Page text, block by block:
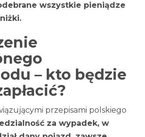
wszystkie pieniądze
– kto będzie
przepisami polskiego
za wypadek, w